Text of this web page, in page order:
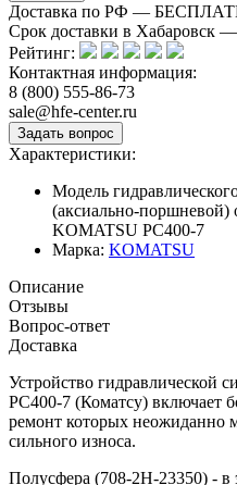
Доставка по РФ —
Срок доставки в Хабаровск
Рейтинг:
Контактная информация:
8 (800) 555-86-73
sale@hfe-center.ru
Характеристики:
Модель
(аксиально-поршневой)
KOMATSU PC400-7
Марка: KOMATSU
Описание
Отзывы
Вопрос-ответ
Доставка
Устройство гидравлической
PC400-7 (Коматсу) включает
ремонт которых неожиданно
сильного износа.
Полусфера (708-2H-23350) -